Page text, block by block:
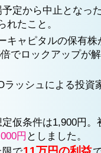
定から中止となっ
れたこと。
キャピタルの保有株
でロックアップが
ラッシュによる投資
仮条件は1,900円。
円 としました。